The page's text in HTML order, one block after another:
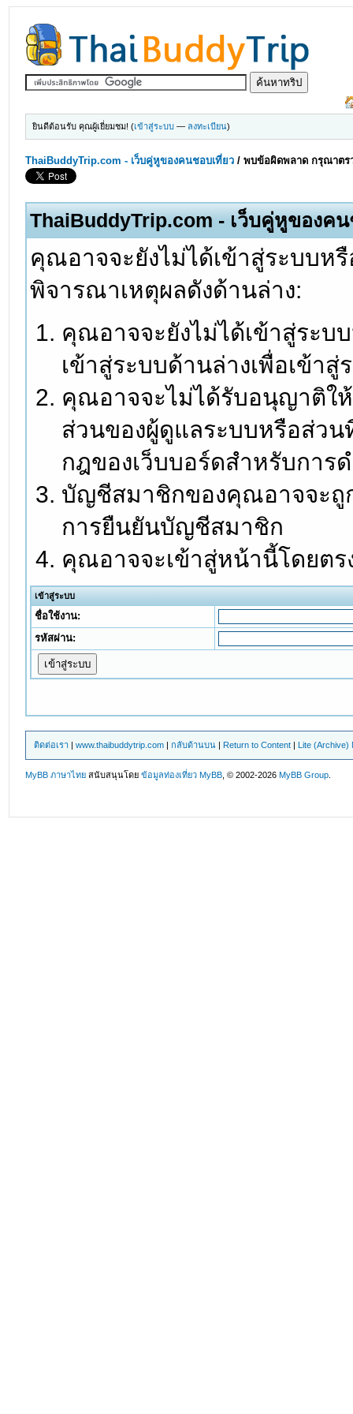
ยินดีต้อนรับ คุณผู้เยี่ยมชม! (เข้าสู่ระบบ — ลงทะเบียน)
ThaiBuddyTrip.com - เว็บคู่หูของคนชอบเที่ยว /พบข้อผิดพลาด กรุณาตร
ThaiBuddyTrip.com - เว็บคู่หูของค
คุณอาจจะยังไม่ได้เข้าสู่ระบบ
พิจารณาเหตุผลดังด้านล่าง:
คุณอาจจะยังไม่ได้เข้าสู่ระบ
เข้าสู่ระบบด้านล่างเพื่อเข้า
คุณอาจจะไม่ได้รับอนุญาติใ
ส่วนของผู้ดูแลระบบหรือส่ว
กฎของเว็บบอร์ดสำหรับการ
บัญชีสมาชิกของคุณอาจจะถู
การยืนยันบัญชีสมาชิก
คุณอาจจะเข้าสู่หน้านี้โดยต
เข้าสู่ระบบ
ชื่อใช้งาน:
รหัสผ่าน:
ติดต่อเรา |www.thaibuddytrip.com |กลับด้านบน | Return to Content | Lite (Archive)
MyBB ภาษาไทย สนับสนุนโดยข้อมูลท่องเที่ยว MyBB , © 2002-2026MyBB Group